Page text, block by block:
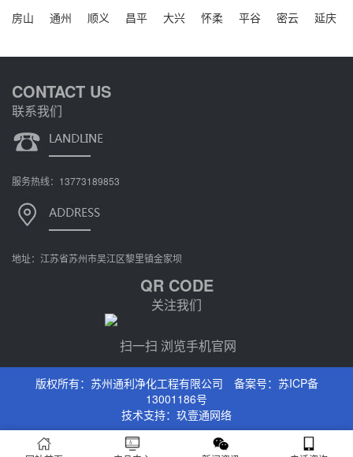
房山
通州 顺义 昌平 大兴 怀柔 平谷 密云 延庆
CONTACT US
联系我们
服务热线：13773189853
地址：江苏省苏州市吴江区黎里镇金家坝
QR CODE
关注我们
扫一扫 浏览手机官网
版权所有：苏州通利净化工程有限公司 备案号： 苏ICP备
13001186号
技术支持： 玖壹通网络